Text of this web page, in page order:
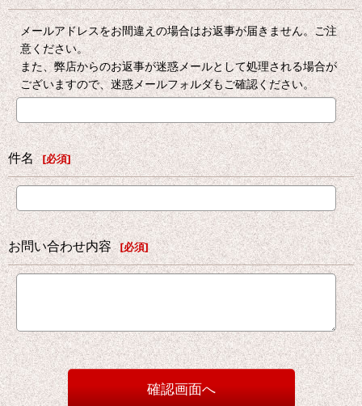
メールアドレスをお間違えの場合はお返事が届きません。ご注
意ください。
また、弊店からのお返事が迷惑メールとして処理される場合が
ございますので、迷惑メールフォルダもご確認ください。
件名 [必須]
お問い合わせ内容 [必須]
確認画面へ